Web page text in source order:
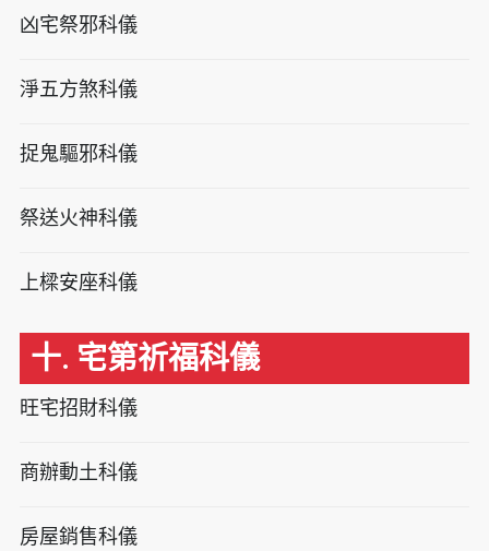
凶宅祭邪科儀
淨五方煞科儀
捉鬼驅邪科儀
祭送火神科儀
上樑安座科儀
十. 宅第祈福科儀
旺宅招財科儀
商辦動土科儀
房屋銷售科儀